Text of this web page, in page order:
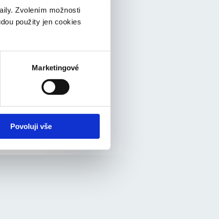
Zvolením možnosti
použity jen cookies
Marketingové
Povoluji vše
také